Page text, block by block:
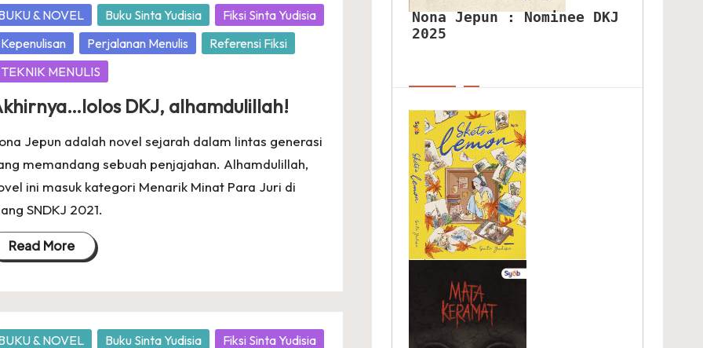
& NOVEL Buku Sinta Yudisia
Fiksi Sinta Yudisia
Kepenulisan
Perjalanan Menulis
Referensi Fiksi
TEKNIK MENULIS
DKJ, alhamdulillah!
Jepun adalah novel sejarah dalam lintas generasi
memandang sebuah penjajahan. Alhamdulillah,
ini masuk kategori Menarik Minat Para Juri di
SNDKJ 2021.
Read More
& NOVEL Buku Sinta Yudisia Fiksi Sinta Yudisia
Nona Jepun : Nominee DKJ
2025